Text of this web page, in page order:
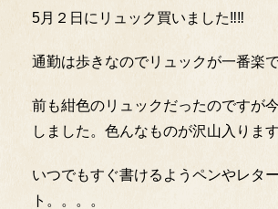
5月２日にリュック買いました‼‼
通勤は歩きなのでリュックが一番楽
前も紺色のリュックだったのですが
しました。色んなものが沢山入りま
いつでもすぐ書けるようペンやレタ
ト。。。。